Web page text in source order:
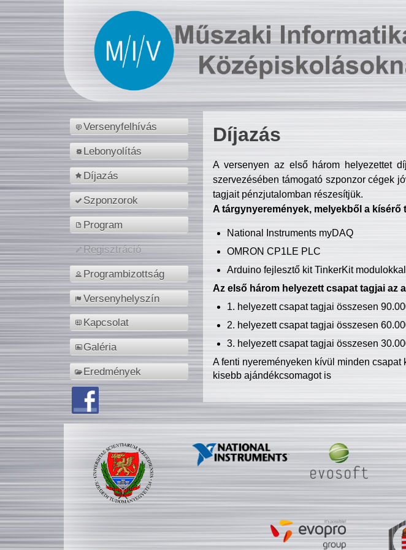
Versenyfelhívás
Lebonyolítás
Díjazás
Szponzorok
Program
Regisztráció
Programbizottság
Versenyhelyszín
Kapcsolat
Galéria
Eredmények
Díjazás
A versenyen az első három helyezettet
szervezésében támogató szponzor cégek
tagjait pénzjutalomban részesítjük.
A tárgynyeremények, melyekből a
National Instruments myDAQ
OMRON CP1LE PLC
Arduino fejlesztő kit TinkerKit modulokkal
Az első három helyezett csapat tagjai az
1. helyezett csapat tagjai összesen
2. helyezett csapat tagjai összesen
3. helyezett csapat tagjai összesen
A fenti nyereményeken kívül minden
kisebb ajándékcsomagot is